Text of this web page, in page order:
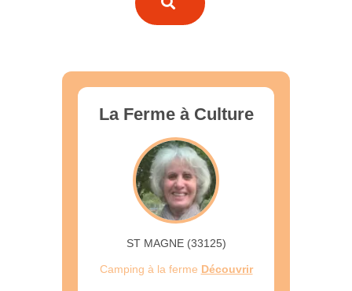
La Ferme à Culture
ST MAGNE (33125)
Camping à la ferme Découvrir